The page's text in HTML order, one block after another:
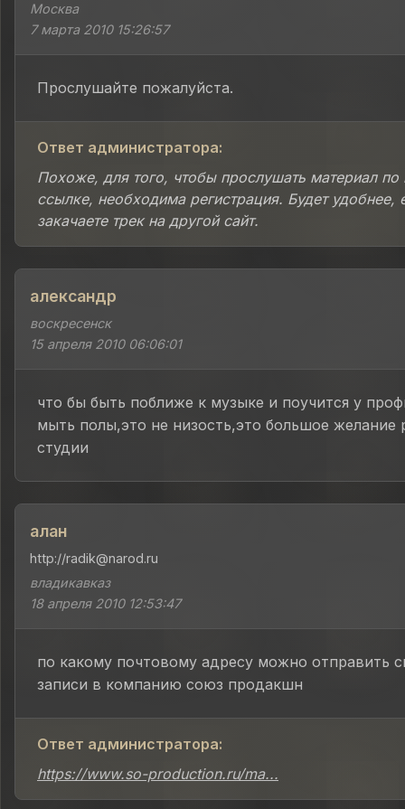
Москва
7 марта 2010 15:26:57
Прослушайте пожалуйста.
Ответ администратора:
Похоже, для того, чтобы прослушать материал по
ссылке, необходима регистрация. Будет удобнее,
закачаете трек на другой сайт.
александр
воскресенск
15 апреля 2010 06:06:01
что бы быть поближе к музыке и поучится у
мыть полы,это не низость,это большое желание
студии
алан
http://radik@narod.ru
владикавказ
18 апреля 2010 12:53:47
по какому почтовому адресу можно отправить
записи в компанию союз продакшн
Ответ администратора:
https://www.so-production.ru/ma...